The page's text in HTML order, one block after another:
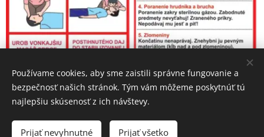
Používame cookies, aby sme zaistili správne fungovanie a
bezpečnosť našich stránok. Tým vám môžeme poskytnúť tú
najlepšiu skúsenosť z ich návštevy.
Prijať nevyhnutné Prijať všetko